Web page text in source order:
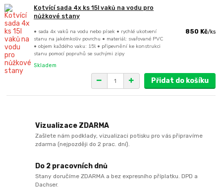
Kotvící sada 4x ks 15l vaků na vodu pro
nůžkové stany
• sada 4x vaků na vodu nebo písek • rychlé ukotvení
stanu na jakémkoliv povrchu • materiál: svařované PVC
• objem každého vaku: 15l • připevnění ke konstrukci
stanu pomocí popruhů se suchými zipy
850 Kč/ks
Skladem
Přidat do košíku
Vizualizace ZDARMA
Zašlete nám podklady, vizualizaci potisku pro vás připravíme
zdarma (nejpozději do 2 prac. dní).
Do 2 pracovních dnů
Stany doručíme ZDARMA a bez expresního příplatku. DPD a
Dachser.